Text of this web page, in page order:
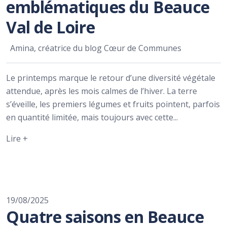
emblématiques du Beauce
Val de Loire
Amina, créatrice du blog Cœur de Communes
Le printemps marque le retour d’une diversité végétale
attendue, après les mois calmes de l’hiver. La terre
s’éveille, les premiers légumes et fruits pointent, parfois
en quantité limitée, mais toujours avec cette...
Lire +
19/08/2025
Quatre saisons en Beauce